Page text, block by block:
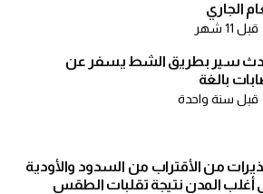
الجاري
قبل 11 شهر
سير بطريق الشط يسفر عن
بالغة
قبل سنة واحدة
من الأقتراب من السدود والأودية
أغلب المدن نتيجة تقلبات الطقس